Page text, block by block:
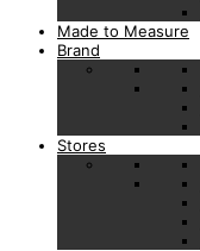
Made to Measure
Brand
Stores